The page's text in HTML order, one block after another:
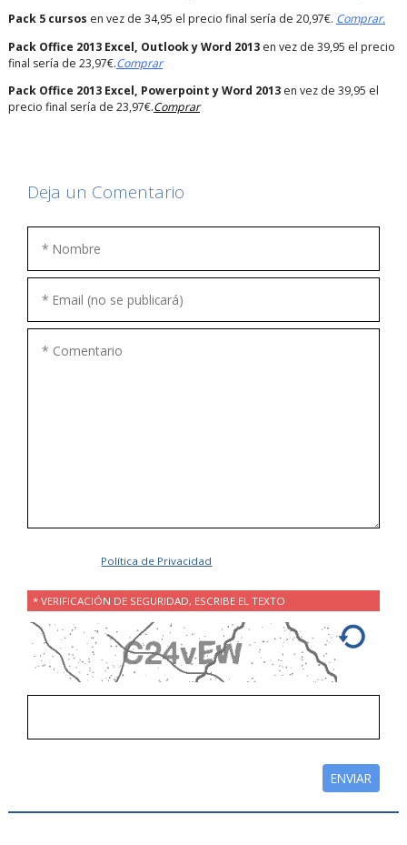
Pack 5 cursos en vez de 34,95 el precio final sería de 20,97€. Comprar.
Pack Office 2013 Excel, Outlook y Word 2013 en vez de 39,95 el precio
final sería de 23,97€.Comprar
Pack Office 2013 Excel, Powerpoint y Word 2013 en vez de 39,95 el
precio final sería de 23,97€.Comprar
Deja un Comentario
Política de Privacidad
* VERIFICACIÓN DE SEGURIDAD, ESCRIBE EL TEXTO